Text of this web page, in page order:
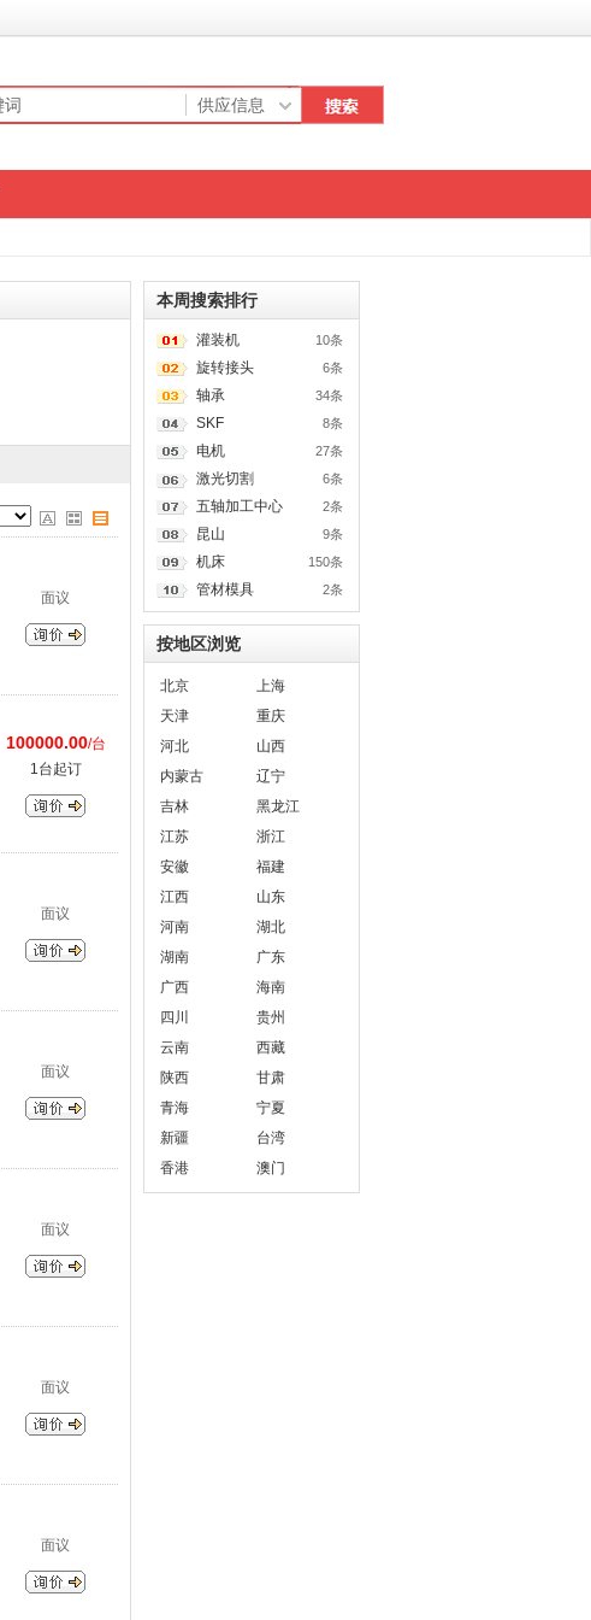
面议
100000.00/台
1台起订
面议
面议
面议
面议
面议
本周搜索排行
10条
灌装机
6条
旋转接头
34条
轴承
8条
SKF
27条
电机
6条
激光切割
2条
五轴加工中心
9条
昆山
150条
机床
2条
管材模具
按地区浏览
北京
上海
天津
重庆
河北
山西
内蒙古
辽宁
吉林
黑龙江
江苏
浙江
安徽
福建
江西
山东
河南
湖北
湖南
广东
广西
海南
四川
贵州
云南
西藏
陕西
甘肃
青海
宁夏
新疆
台湾
香港
澳门